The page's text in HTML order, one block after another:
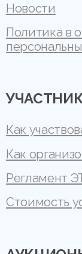
Новости
Политика в
Как
Как
Регламент
Стоимость